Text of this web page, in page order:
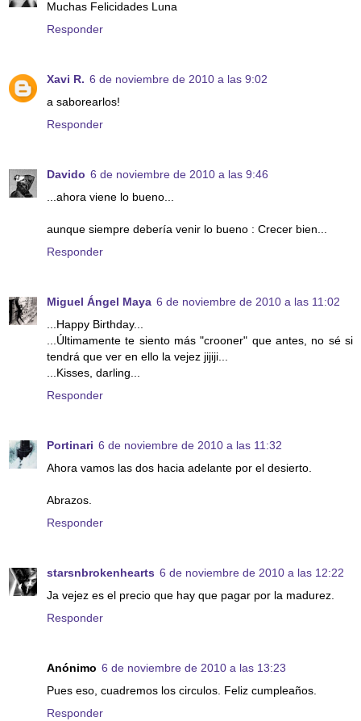
Muchas Felicidades Luna
Responder
Xavi R. 6 de noviembre de 2010 a las 9:02
a saborearlos!
Responder
Davido 6 de noviembre de 2010 a las 9:46
...ahora viene lo bueno...
aunque siempre debería venir lo bueno : Crecer bien...
Responder
Miguel Ángel Maya 6 de noviembre de 2010 a las 11:02
...Happy Birthday...
...Últimamente te siento más "crooner" que antes, no sé si
tendrá que ver en ello la vejez jijiji...
...Kisses, darling...
Responder
Portinari 6 de noviembre de 2010 a las 11:32
Ahora vamos las dos hacia adelante por el desierto.
Abrazos.
Responder
starsnbrokenhearts 6 de noviembre de 2010 a las 12:22
Ja vejez es el precio que hay que pagar por la madurez.
Responder
Anónimo 6 de noviembre de 2010 a las 13:23
Pues eso, cuadremos los circulos. Feliz cumpleaños.
Responder